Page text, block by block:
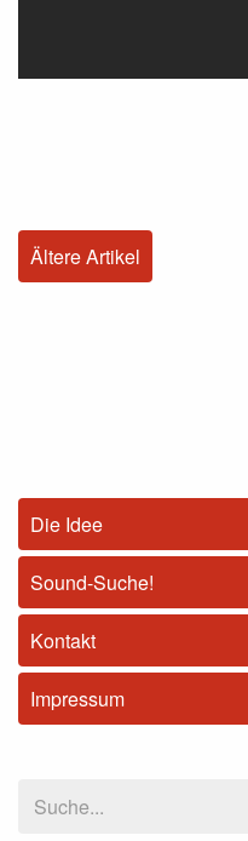
Ältere Artikel
Die Idee
Sound-Suche!
Kontakt
Impressum